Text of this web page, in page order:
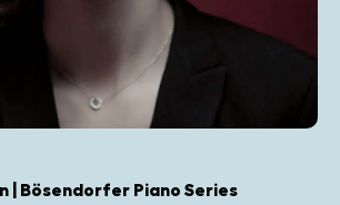
| Bösendorfer Piano Series